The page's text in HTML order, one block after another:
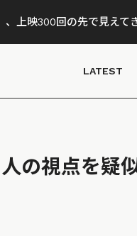
、上映300回の先で見えて
LATEST
の視点を疑